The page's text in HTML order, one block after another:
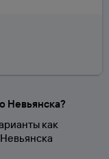
Невьянска?
как